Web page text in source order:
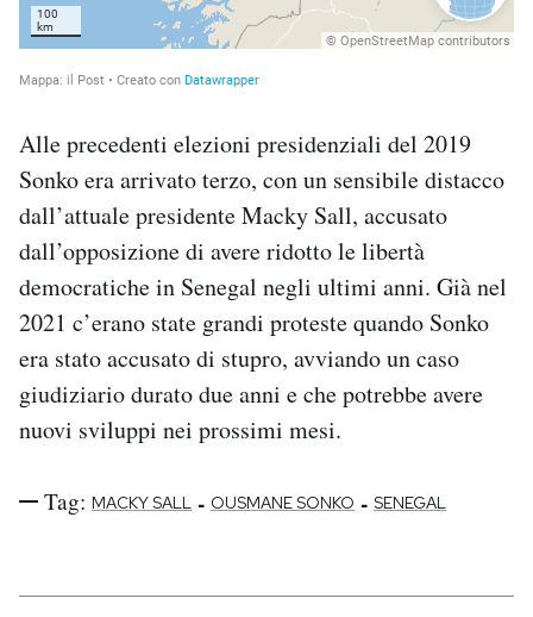
Alle precedenti elezioni presidenziali del 2019
Sonko era arrivato terzo, con un sensibile distacco
dall’attuale presidente Macky Sall, accusato
dall’opposizione di avere ridotto le libertà
democratiche in Senegal negli ultimi anni. Già nel
2021 c’erano state grandi proteste quando Sonko
era stato accusato di stupro, avviando un caso
giudiziario durato due anni e che potrebbe avere
nuovi sviluppi nei prossimi mesi.
Tag: MACKY SALL - OUSMANE SONKO - SENEGAL